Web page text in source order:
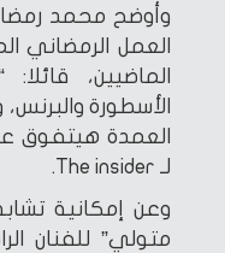
وأوضح محمد
العمل الرمضاني
الماضيين،
الأسطورة
العمدة هيتفوق
لـ The insider.
وعن إمكانية
متولي” للفنان